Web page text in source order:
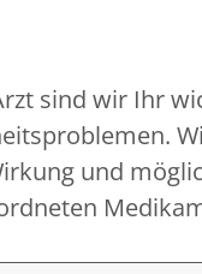
sind wir Ihr
und
und Tests,
und